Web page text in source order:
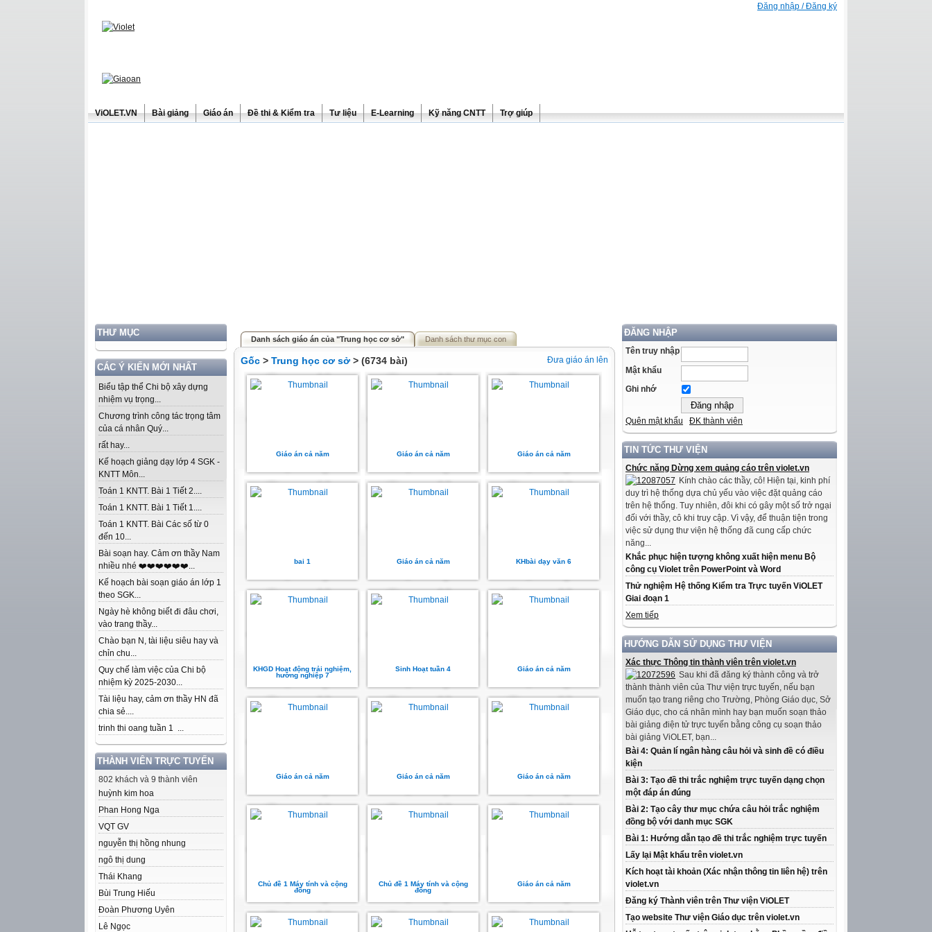
Đăng nhập / Đăng ký
ViOLET.VN Bài giảng Giáo án Đề thi & Kiểm tra Tư liệu E-Learning Kỹ năng CNTT Trợ giúp
THƯ MỤC
CÁC Ý KIẾN MỚI NHẤT
Biểu tập thể Chi bộ xây dựng
nhiệm vụ trọng...
Chương trình công tác trọng tâm
của cá nhân Quý...
rất hay...
Kế hoạch giảng dạy lớp 4 SGK -
KNTT Môn...
Toán 1 KNTT. Bài 1 Tiết 2....
Toán 1 KNTT. Bài 1 Tiết 1....
Toán 1 KNTT. Bài Các số từ 0
đến 10...
Bài soạn hay. Cảm ơn thầy Nam
nhiều nhé ❤️❤️❤️❤️❤️❤️...
Kế hoạch bài soạn giáo án lớp 1
theo SGK...
Ngày hè không biết đi đâu chơi,
vào trang thầy...
Chào bạn N, tài liệu siêu hay và
chỉn chu...
Quy chế làm việc của Chi bộ
nhiệm kỳ 2025-2030...
Tài liệu hay, cảm ơn thầy HN đã
chia sẻ....
trinh thi oang tuần 1 ...
THÀNH VIÊN TRỰC TUYẾN
802 khách và 9 thành viên
huỳnh kim hoa
Phan Hong Nga
VQT GV
nguyễn thị hồng nhung
ngô thị dung
Thái Khang
Bùi Trung Hiếu
Đoàn Phương Uyên
Lê Ngọc
ĐĂNG NHẬP
Tên truy nhập
Mật khẩu
Ghi nhớ
Quên mật khẩu ĐK thành viên
TIN TỨC THƯ VIỆN
Chức năng Dừng xem quảng cáo trên violet.vn
Kính chào các thầy, cô! Hiện tại, kinh phí
duy trì hệ thống dựa chủ yếu vào việc đặt quảng cáo
trên hệ thống. Tuy nhiên, đôi khi có gây một số trở ngại
đối với thầy, cô khi truy cập. Vì vậy, để thuận tiện trong
việc sử dụng thư viện hệ thống đã cung cấp chức
năng...
Khắc phục hiện tượng không xuất hiện menu Bộ
công cụ Violet trên PowerPoint và Word
Thử nghiệm Hệ thống Kiểm tra Trực tuyến ViOLET
Giai đoạn 1
Xem tiếp
HƯỚNG DẪN SỬ DỤNG THƯ VIỆN
Xác thực Thông tin thành viên trên violet.vn
Sau khi đã đăng ký thành công và trở
thành thành viên của Thư viện trực tuyến, nếu bạn
muốn tạo trang riêng cho Trường, Phòng Giáo dục, Sở
Giáo dục, cho cá nhân mình hay bạn muốn soạn thảo
bài giảng điện tử trực tuyến bằng công cụ soạn thảo
bài giảng ViOLET, bạn...
Bài 4: Quản lí ngân hàng câu hỏi và sinh đề có điều
kiện
Bài 3: Tạo đề thi trắc nghiệm trực tuyến dạng chọn
một đáp án đúng
Bài 2: Tạo cây thư mục chứa câu hỏi trắc nghiệm
đồng bộ với danh mục SGK
Bài 1: Hướng dẫn tạo đề thi trắc nghiệm trực tuyến
Lấy lại Mật khẩu trên violet.vn
Kích hoạt tài khoản (Xác nhận thông tin liên hệ) trên
violet.vn
Đăng ký Thành viên trên Thư viện ViOLET
Tạo website Thư viện Giáo dục trên violet.vn
Danh sách giáo án của "Trung học cơ sở" Danh sách thư mục con
Đưa giáo án lên
Gốc > Trung học cơ sở > (6734 bài)
Giáo án cả năm Giáo án cả năm Giáo án cả năm
bai 1 Giáo án cả năm KHbài dạy văn 6
KHGD Hoạt động trải nghiệm,
hướng nghiệp 7
Sinh Hoạt tuần 4 Giáo án cả năm
Giáo án cả năm Giáo án cả năm Giáo án cả năm
Chủ đề 1 Máy tính và cộng
đồng
Chủ đề 1 Máy tính và cộng
đồng
Giáo án cả năm